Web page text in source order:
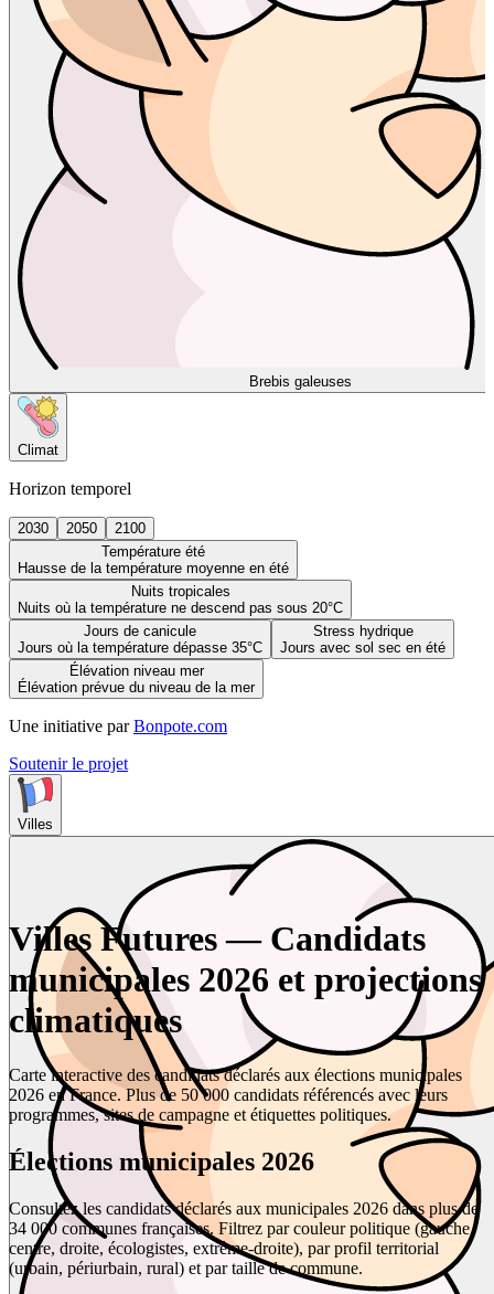
Brebis galeuses
Climat
Horizon temporel
2030 2050
2100
Température été
Hausse de la température moyenne en été
Nuits tropicales
Nuits où la température ne descend pas sous 20°C
Jours de canicule
Jours où la température dépasse 35°C
Stress hydrique
Jours avec sol sec en été
Élévation niveau mer
Élévation prévue du niveau de la mer
Une initiative par Bonpote.com
Soutenir le projet
Villes
Villes Futures — Candidats
municipales 2026 et projections
climatiques
Carte interactive des candidats déclarés aux élections municipales
2026 en France. Plus de 50 000 candidats référencés avec leurs
programmes, sites de campagne et étiquettes politiques.
Élections municipales 2026
Consultez les candidats déclarés aux municipales 2026 dans plus de
34 000 communes françaises. Filtrez par couleur politique (gauche,
centre, droite, écologistes, extrême-droite), par profil territorial
(urbain, périurbain, rural) et par taille de commune.